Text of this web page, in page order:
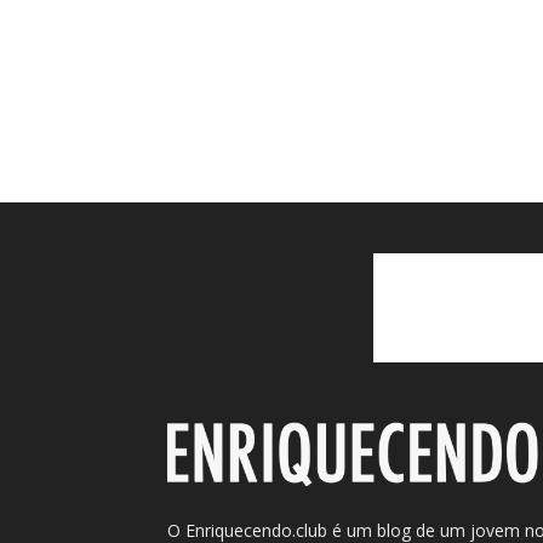
O Enriquecendo.club é um blog de um jovem